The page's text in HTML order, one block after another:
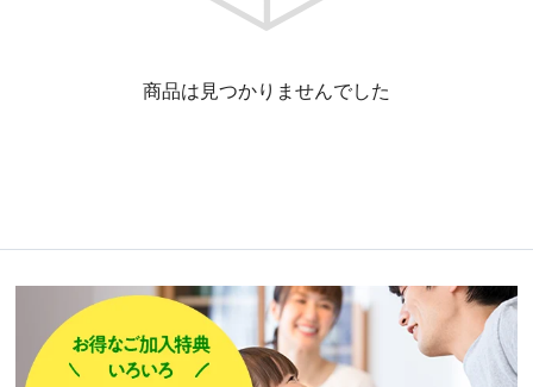
商品は見つかりませんでした